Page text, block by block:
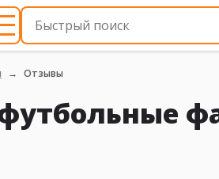
Отзывы